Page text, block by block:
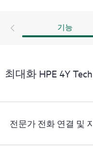
제품, 서비스, 사례에
Tech Care 서비스 하
제품과 그 상호 작용
리할 수 있습니다. 새
수 있으며, 선별된 지
과 성능 최적화 촉진을
기능
최대화 HPE 4Y
전문가 전화 연결 및